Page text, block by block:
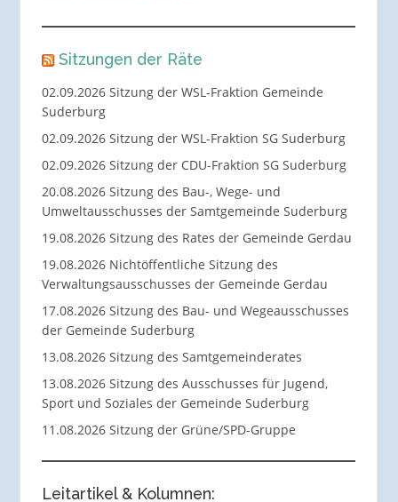
Sitzungen der Räte
02.09.2026 Sitzung der WSL-Fraktion Gemeinde
Suderburg
02.09.2026 Sitzung der WSL-Fraktion SG Suderburg
02.09.2026 Sitzung der CDU-Fraktion SG Suderburg
20.08.2026 Sitzung des Bau-, Wege- und
Umweltausschusses der Samtgemeinde Suderburg
19.08.2026 Sitzung des Rates der Gemeinde Gerdau
19.08.2026 Nichtöffentliche Sitzung des
Verwaltungsausschusses der Gemeinde Gerdau
17.08.2026 Sitzung des Bau- und Wegeausschusses
der Gemeinde Suderburg
13.08.2026 Sitzung des Samtgemeinderates
13.08.2026 Sitzung des Ausschusses für Jugend,
Sport und Soziales der Gemeinde Suderburg
11.08.2026 Sitzung der Grüne/SPD-Gruppe
Leitartikel & Kolumnen: